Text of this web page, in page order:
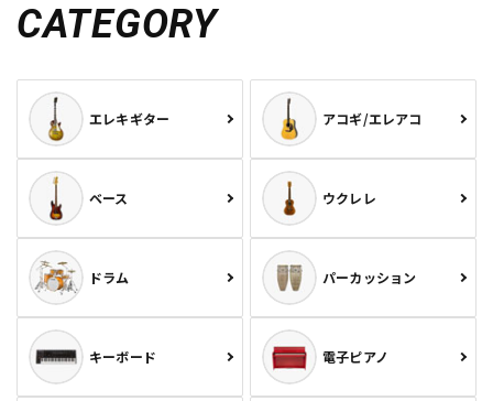
CATEGORY
エレキギター アコギ/エレアコ
ベース ウクレレ
ドラム パーカッション
キーボード 電子ピアノ